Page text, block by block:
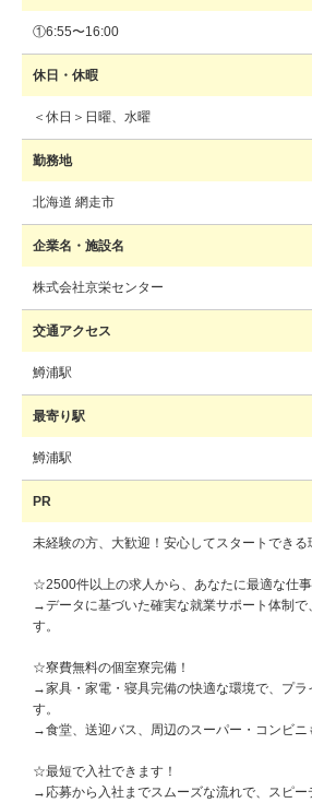
①6:55〜16:00
休日・休暇
＜休日＞日曜、水曜
勤務地
北海道 網走市
企業名・施設名
株式会社京栄センター
交通アクセス
鱒浦駅
最寄り駅
鱒浦駅
PR
未経験の方、大歓迎！安心してスタートできる
☆2500件以上の求人から、あなたに最適な仕事
→データに基づいた確実な就業サポート体制で
す。
☆寮費無料の個室寮完備！
→家具・家電・寝具完備の快適な環境で、プラ
す。
→食堂、送迎バス、周辺のスーパー・コンビニ
☆最短で入社できます！
→応募から入社までスムーズな流れで、スピー